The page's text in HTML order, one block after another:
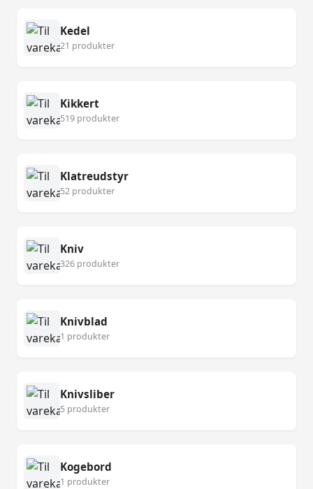
Kedel
21 produkter
Kikkert
519 produkter
Klatreudstyr
52 produkter
Kniv
326 produkter
Knivblad
1 produkter
Knivsliber
5 produkter
Kogebord
1 produkter